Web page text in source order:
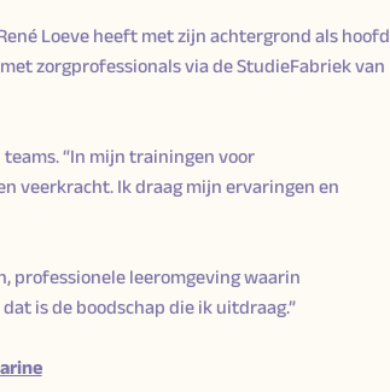
Loeve heeft met zijn achtergrond als hoofd
zorgprofessionals via de StudieFabriek van
“In mijn trainingen voor
veerkracht. Ik draag mijn ervaringen en
professionele leeromgeving waarin
is de boodschap die ik uitdraag.”